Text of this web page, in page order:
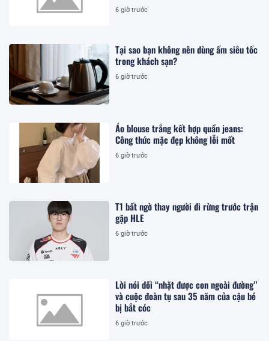
6 giờ trước
Tại sao bạn không nên dùng ấm siêu tốc
trong khách sạn?
6 giờ trước
Áo blouse trắng kết hợp quần jeans:
Công thức mặc đẹp không lỗi mốt
6 giờ trước
T1 bất ngờ thay người đi rừng trước trận
gặp HLE
6 giờ trước
Lời nói dối “nhặt được con ngoài đường”
và cuộc đoàn tụ sau 35 năm của cậu bé
bị bắt cóc
6 giờ trước